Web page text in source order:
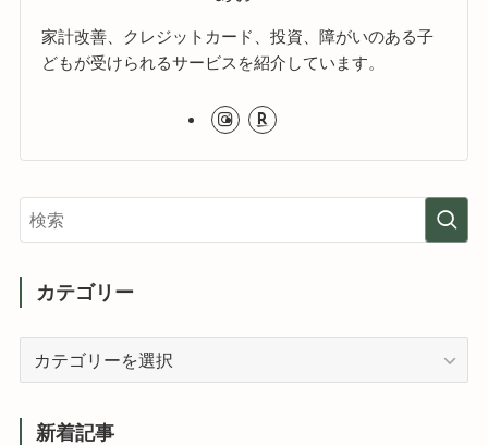
家計改善、クレジットカード、投資、障がいのある子
どもが受けられるサービスを紹介しています。
カテゴリー
新着記事